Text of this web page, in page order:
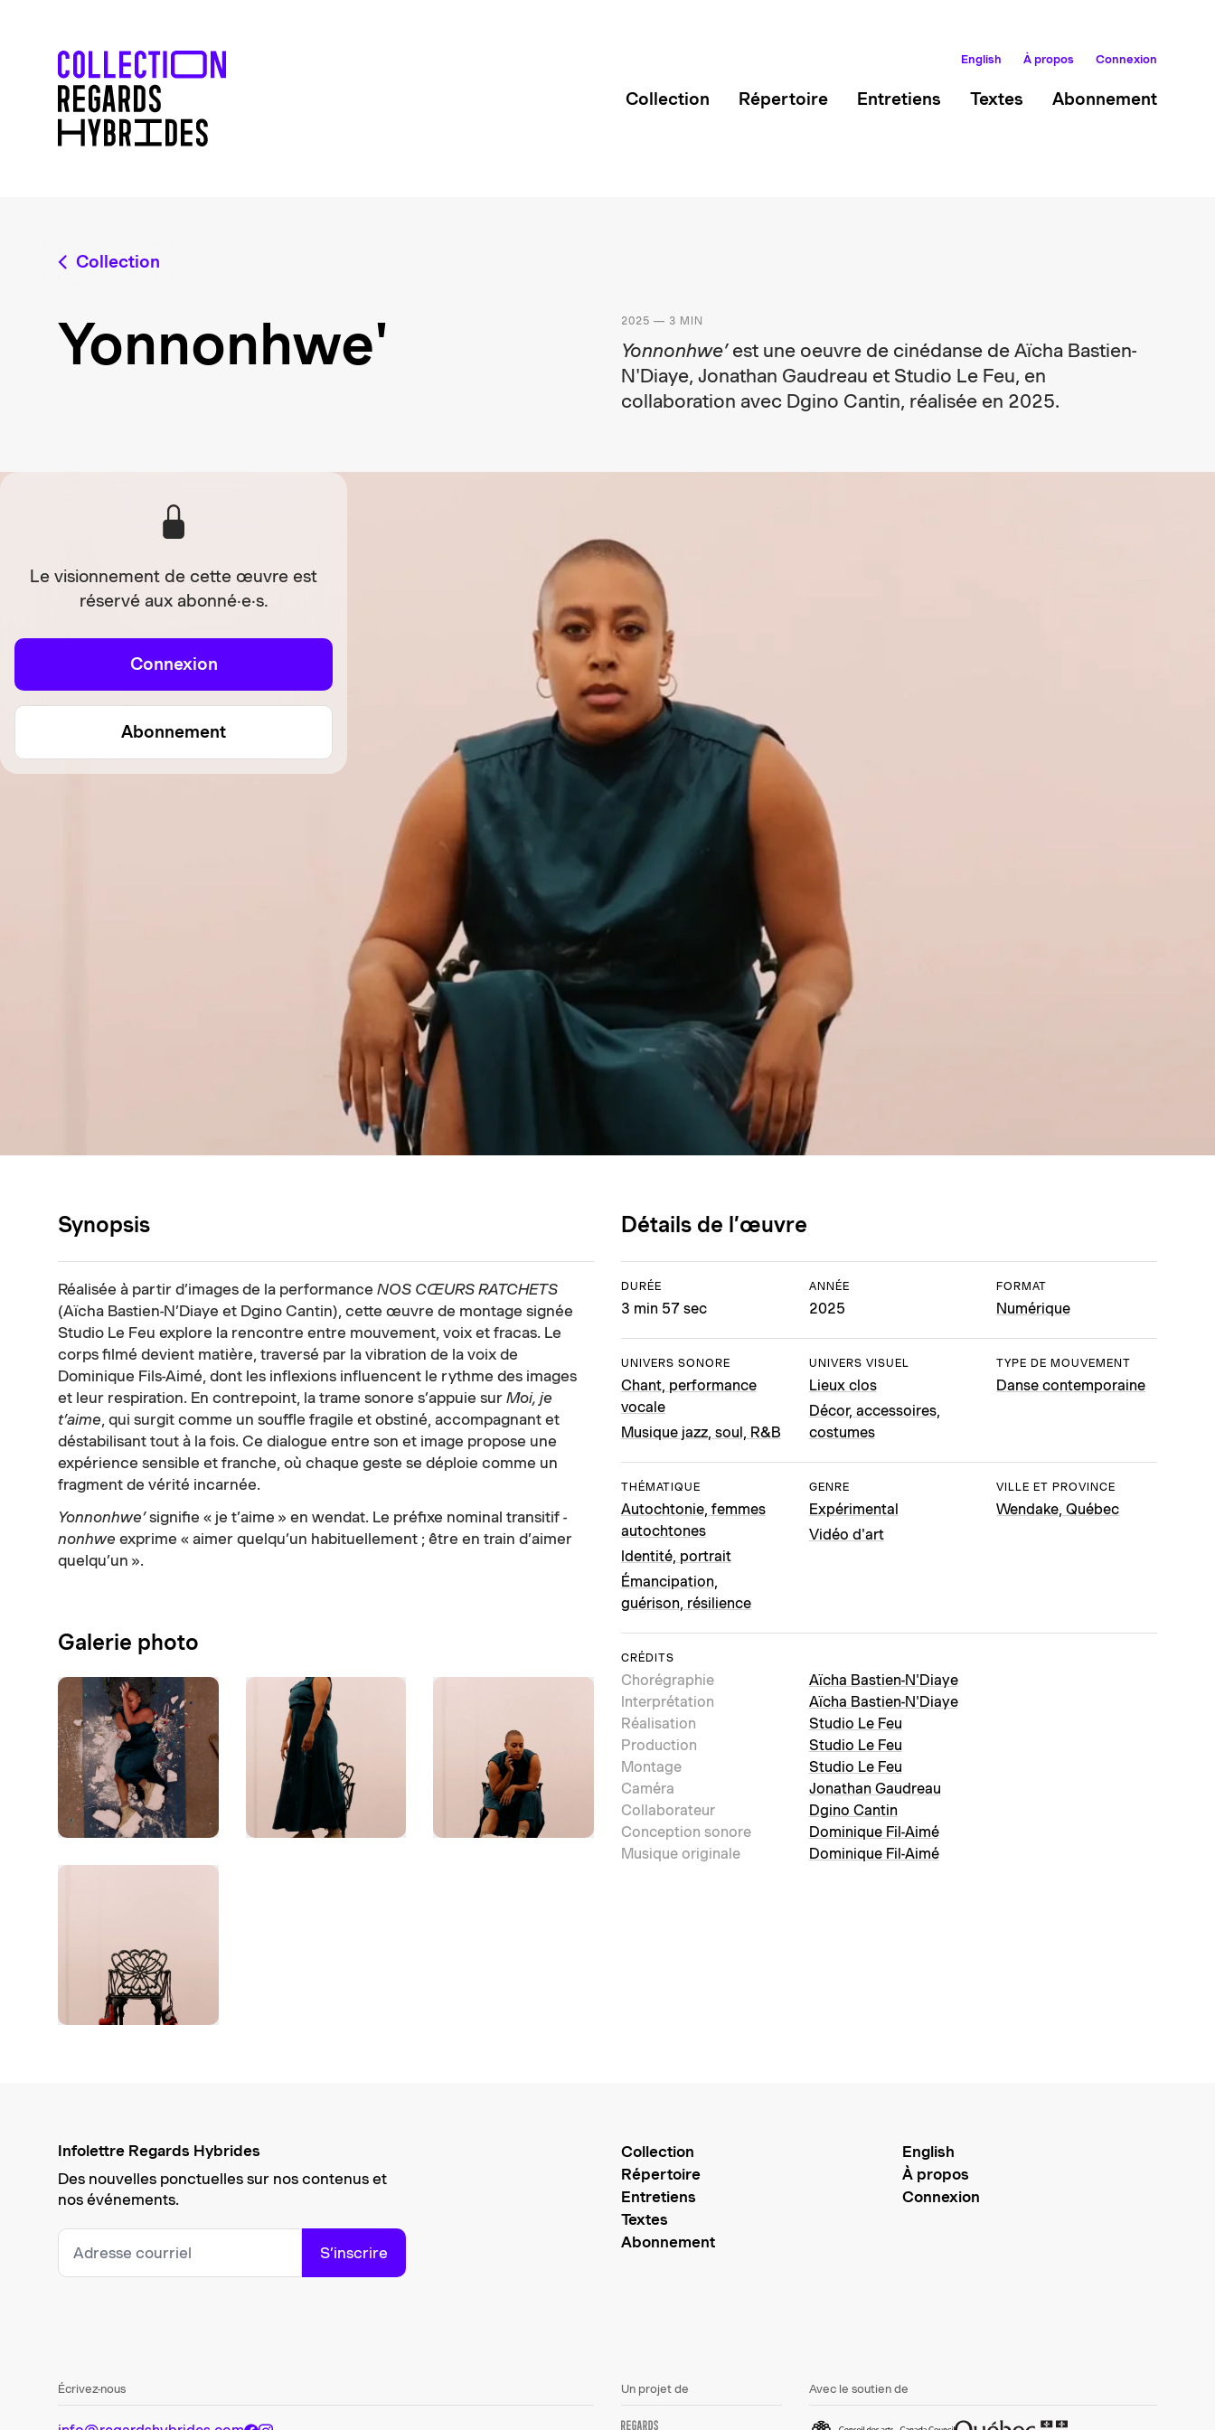
English À propos Connexion
Collection Répertoire Entretiens Textes Abonnement
Collection
Yonnonhwe' 2025 — 3 MIN
Yonnonhwe’est une oeuvre de cinédanse de Aïcha Bastien-
N'Diaye, Jonathan Gaudreau et Studio Le Feu, en
collaboration avec Dgino Cantin, réalisée en 2025.
Le visionnement de cette œuvre est
réservé aux abonné·e·s.
Connexion
Abonnement
Synopsis
Réalisée à partir d’images de la performance NOS CŒURS RATCHETS
(Aïcha Bastien-N’Diaye et Dgino Cantin), cette œuvre de montage signée
Studio Le Feu explore la rencontre entre mouvement, voix et fracas. Le
corps filmé devient matière, traversé par la vibration de la voix de
Dominique Fils-Aimé, dont les inflexions influencent le rythme des images
et leur respiration. En contrepoint, la trame sonore s’appuie sur Moi, je
t’aime, qui surgit comme un souffle fragile et obstiné, accompagnant et
déstabilisant tout à la fois. Ce dialogue entre son et image propose une
expérience sensible et franche, où chaque geste se déploie comme un
fragment de vérité incarnée.
Yonnonhwe’signifie « je t’aime » en wendat. Le préfixe nominal transitif -
nonhwe exprime « aimer quelqu’un habituellement ; être en train d’aimer
quelqu’un ».
Galerie photo
Détails de l’œuvre
DURÉE
3 min 57 sec
ANNÉE
2025
FORMAT
Numérique
UNIVERS SONORE
Chant, performance
vocale
Musique jazz, soul, R&B
UNIVERS VISUEL
Lieux clos
Décor, accessoires,
costumes
TYPE DE MOUVEMENT
Danse contemporaine
THÉMATIQUE
Autochtonie, femmes
autochtones
Identité, portrait
Émancipation,
guérison, résilience
GENRE
Expérimental
Vidéo d'art
VILLE ET PROVINCE
Wendake, Québec
CRÉDITS
Chorégraphie
Aïcha Bastien-N'Diaye
Interprétation
Aïcha Bastien-N'Diaye
Réalisation
Studio Le Feu
Production
Studio Le Feu
Montage
Studio Le Feu
Caméra
Jonathan Gaudreau
Collaborateur
Dgino Cantin
Conception sonore
Dominique Fil-Aimé
Musique originale
Dominique Fil-Aimé
Infolettre Regards Hybrides
Des nouvelles ponctuelles sur nos contenus et
nos événements.
S’inscrire
Collection
Répertoire
Entretiens
Textes
Abonnement
English
À propos
Connexion
Écrivez-nous Un projet de Avec le soutien de